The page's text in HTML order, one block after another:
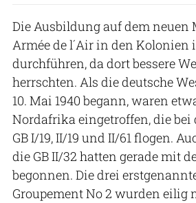
Die Ausbildung auf dem neuen
Armée de l´Air in den
durchführen, da dort bessere
herrschten. Als die deutsche
10. Mai 1940 begann, waren
Nordafrika eingetroffen, die bei
GB I/19, II/19 und II/61 flogen.
die GB II/32 hatten gerade mit
begonnen. Die drei
Groupement No 2 wurden eilig